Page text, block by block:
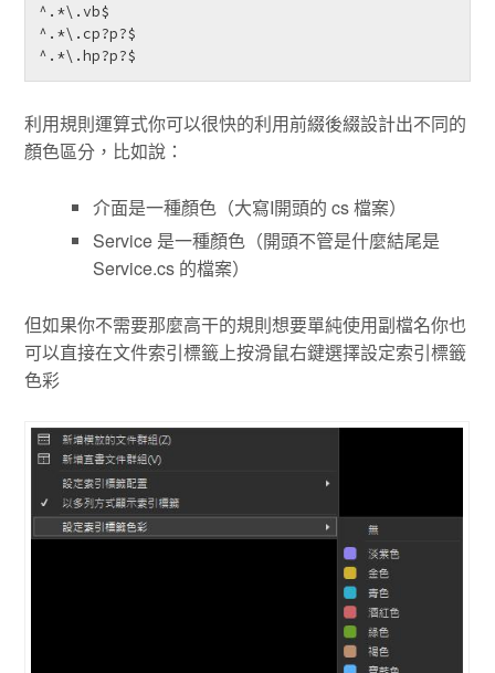
^.*\.vb$
^.*\.cp?p?$
^.*\.hp?p?$
利用規則運算式你可以很快的利用前綴後綴設計出不同的
顏色區分，比如說：
介面是一種顏色（大寫I開頭的 cs 檔案）
Service 是一種顏色（開頭不管是什麼結尾是
Service.cs 的檔案）
但如果你不需要那麼高干的規則想要單純使用副檔名你也
可以直接在文件索引標籤上按滑鼠右鍵選擇設定索引標籤
色彩